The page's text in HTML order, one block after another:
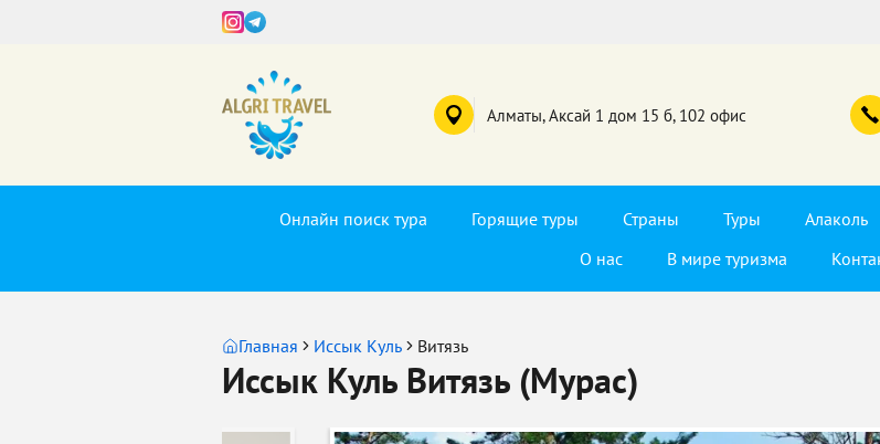
Алматы, Аксай 1 дом 15 б, 102 офис
Онлайн поиск тура Горящие туры Страны Туры Алаколь
О нас
В мире туризма
Главная Иссык Куль Витязь
Иссык Куль Витязь (Мурас)